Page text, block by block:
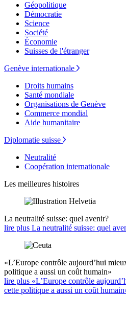
Géopolitique
Démocratie
Science
Société
Économie
Suisses de l'étranger
Genève internationale
Droits humains
Santé mondiale
Organisations de Genève
Commerce mondial
Aide humanitaire
Diplomatie suisse
Neutralité
Coopération internationale
Les meilleures histoires
La neutralité suisse: quel avenir?
lire plus La neutralité suisse: quel
«L’Europe contrôle aujourd’hui
politique a aussi un coût humain»
lire plus «L’Europe contrôle
cette politique a aussi un coût